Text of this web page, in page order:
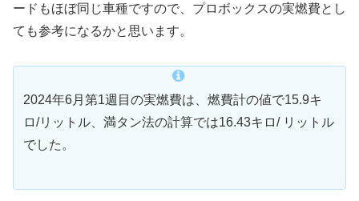
ードもほぼ同じ車種ですので、プロボックスの実燃費とし
ても参考になるかと思います。
2024年6月第1週目の実燃費は、燃費計の値で15.9キ
ロ/リットル、満タン法の計算では16.43キロ/ リットル
でした。